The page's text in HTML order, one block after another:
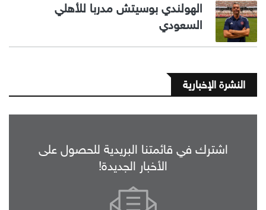
الهولندي بوسيتش مدربا للأهلي
السعودي
النشرة الإخبارية
اشترك في قائمتنا البريدية للحصول على
الأخبار الجديدة!